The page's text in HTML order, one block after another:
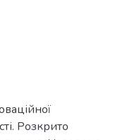
Розкрито